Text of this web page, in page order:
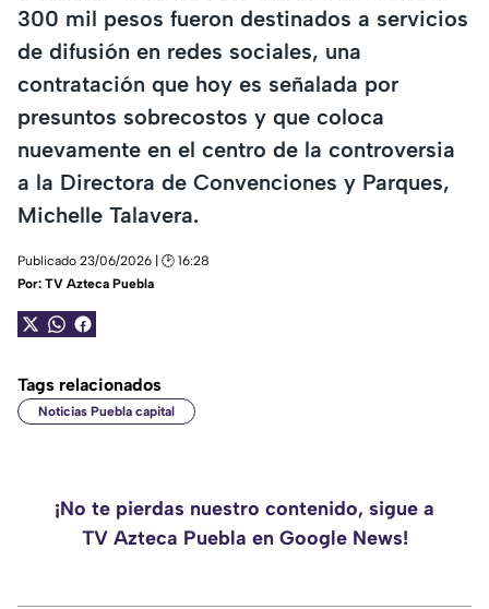
300 mil pesos fueron destinados a servicios
de difusión en redes sociales, una
contratación que hoy es señalada por
presuntos sobrecostos y que coloca
nuevamente en el centro de la controversia
a la Directora de Convenciones y Parques,
Michelle Talavera.
Publicado 23/06/2026 | 🕑 16:28
Por: TV Azteca Puebla
Tags relacionados
Noticias Puebla capital
¡No te pierdas nuestro contenido, sigue a
TV Azteca Puebla en Google News!